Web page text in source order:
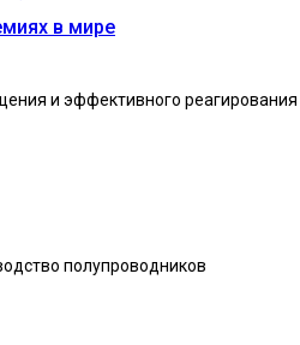
в мире
и эффективного реагирования
полупроводников